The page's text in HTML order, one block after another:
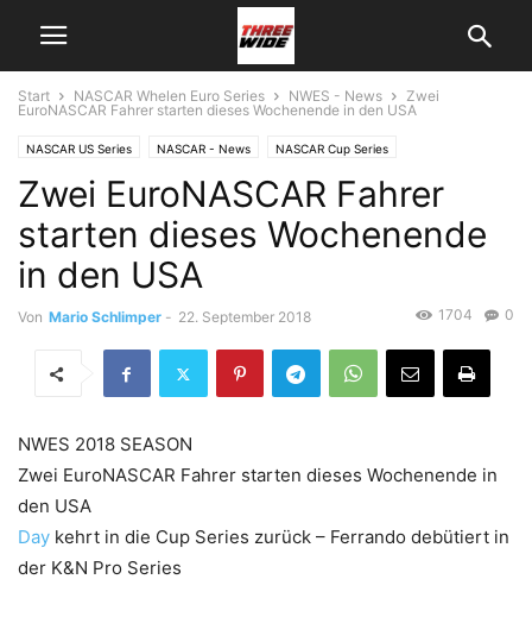
Start NASCAR Whelen Euro Series NWES - News
Zwei
EuroNASCAR Fahrer starten dieses Wochenende in den USA
NASCAR US Series NASCAR - News NASCAR Cup Series
NASCAR Whelen Euro Series NWES - News
Zwei EuroNASCAR Fahrer
starten dieses Wochenende
in den USA
Von Mario Schlimper - 22. September 2018 0
1704
NWES 2018 SEASON
Zwei EuroNASCAR Fahrer starten dieses Wochenende in
den USA
Day kehrt in die Cup Series zurück – Ferrando debütiert in
der K&N Pro Series